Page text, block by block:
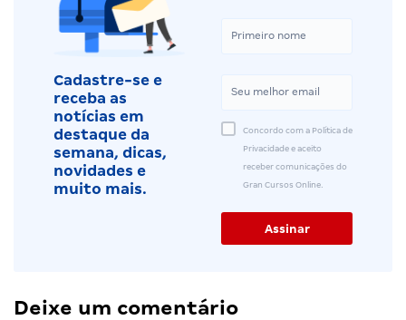
Cadastre-se e
receba as
notícias em
destaque da
semana, dicas,
novidades e
muito mais.
Concordo com a Política de
Privacidade e aceito
receber comunicações do
Gran Cursos Online.
Deixe um comentário